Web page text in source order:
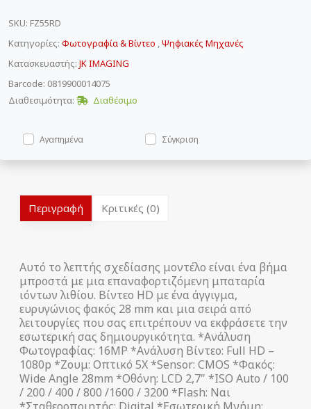
SKU: FZ55RD
Κατηγορίες: Φωτογραφία & Βίντεο ,Ψηφιακές Μηχανές
Κατασκευαστής: JK IMAGING
Barcode: 0819900014075
Διαθεσιμότητα:
Διαθέσιμο
Αγαπημένα Σύγκριση
Περιγραφή Κριτικές (0)
Αυτό το λεπτής σχεδίασης μοντέλο είναι ένα βήμα
μπροστά με μια επαναφορτιζόμενη μπαταρία
ιόντων λιθίου. Βίντεο HD με ένα άγγιγμα,
ευρυγώνιος φακός 28 mm και μια σειρά από
λειτουργίες που σας επιτρέπουν να εκφράσετε την
εσωτερική σας δημιουργικότητα. *Ανάλυση
Φωτογραφίας: 16MP *Ανάλυση Βίντεο: Full HD –
1080p *Ζουμ: Οπτικό 5X *Sensor: CMOS *Φακός:
Wide Angle 28mm *Οθόνη: LCD 2,7" *ISO Auto / 100
/ 200 / 400 / 800 /1600 / 3200 *Flash: Ναι